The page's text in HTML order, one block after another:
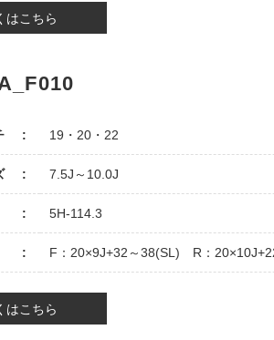
はこちら
19・20・22
7.5J～10.0J
5H-114.3
F：20×9J+32～38(SL) R：
はこちら